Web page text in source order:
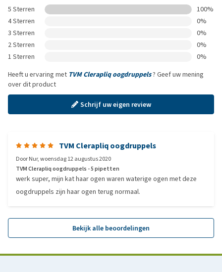
5 Sterren
100%
4 Sterren
0%
3 Sterren
0%
2 Sterren
0%
1 Sterren
0%
Heeft u ervaring met TVM Clerapliq oogdruppels? Geef uw mening
over dit product
Schrijf uw eigen review
TVM Clerapliq oogdruppels
DoorNur,woensdag 12 augustus 2020
TVM Clerapliq oogdruppels - 5 pipetten
werk super, mijn kat haar ogen waren waterige ogen met deze
oogdruppels zijn haar ogen terug normaal.
Bekijk alle beoordelingen